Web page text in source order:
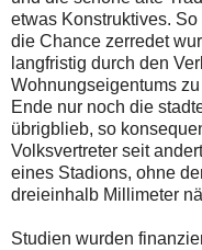
etwas Konstruktives.
die Chance zerredet
langfristig durch den
Wohnungseigentums
Ende nur noch die
übrigblieb, so
Volksvertreter seit
eines Stadions, ohne
dreieinhalb Millimeter
Studien wurden